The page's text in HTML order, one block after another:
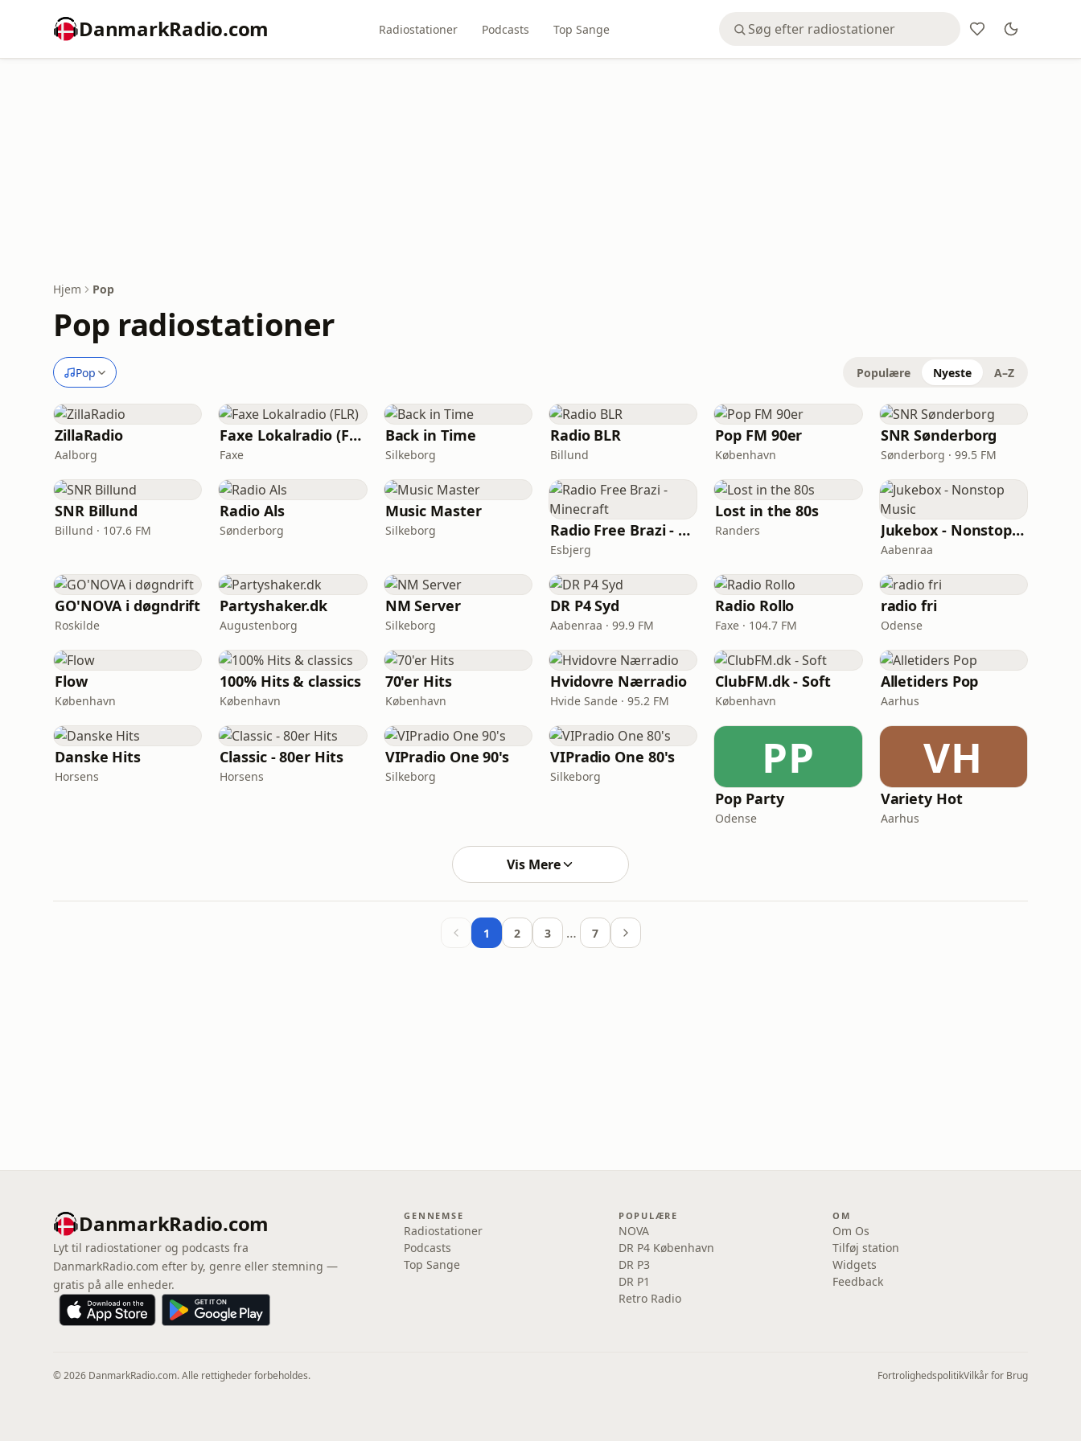
DanmarkRadio.com Radiostationer Podcasts Top Sange
Hjem Pop
Pop radiostationer
Pop Populære Nyeste A–Z
ZillaRadio
Aalborg
Faxe Lokalradio (FLR)
Faxe
Back in Time
Silkeborg
Radio BLR
Billund
Pop FM 90er
København
SNR Sønderborg
Sønderborg · 99.5 FM
SNR Billund
Billund · 107.6 FM
Radio Als
Sønderborg
Music Master
Silkeborg Radio Free Brazi - Minecraft
Esbjerg
Lost in the 80s
Randers Jukebox - Nonstop Music
Aabenraa
GO'NOVA i døgndrift
Roskilde
Partyshaker.dk
Augustenborg
NM Server
Silkeborg
DR P4 Syd
Aabenraa · 99.9 FM
Radio Rollo
Faxe · 104.7 FM
radio fri
Odense
Flow
København
100% Hits & classics
København
70'er Hits
København
Hvidovre Nærradio
Hvide Sande · 95.2 FM
ClubFM.dk - Soft
København
Alletiders Pop
Aarhus
Danske Hits
Horsens
Classic - 80er Hits
Horsens
VIPradio One 90's
Silkeborg
VIPradio One 80's
Silkeborg PP
Pop Party
Odense
VH
Variety Hot
Aarhus
Vis Mere
1 2 3 … 7
DanmarkRadio.com
Lyt til radiostationer og podcasts fra
DanmarkRadio.com efter by, genre eller stemning —
gratis på alle enheder.
GENNEMSE
Radiostationer
Podcasts
Top Sange
POPULÆRE
NOVA
DR P4 København
DR P3
DR P1
Retro Radio
OM
Om Os
Tilføj station
Widgets
Feedback
© 2026 DanmarkRadio.com. Alle rettigheder forbeholdes. FortrolighedspolitikVilkår for Brug